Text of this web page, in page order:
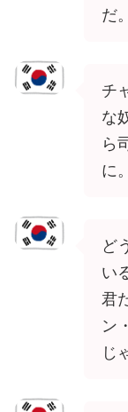
だ。
チ
な
ら
に。
ど
い
君
ン
じ